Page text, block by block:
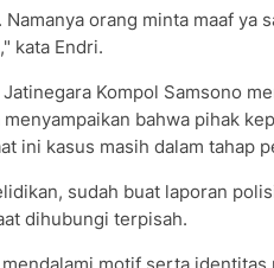
orang minta maaf ya
kata Endri.
Kompol Samsono
bahwa pihak
ini kasus masih dalam tahap
sudah buat laporan
dihubungi terpisah.